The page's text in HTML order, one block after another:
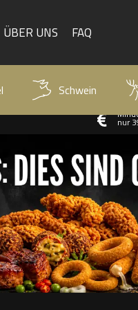
ÜBER UNS FAQ
Schwein
nur